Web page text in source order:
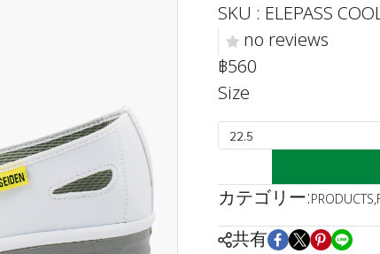
SKU : ELEPASS
no reviews
฿560
Size
22.5
カテゴリー:PRODUCTS,
共有